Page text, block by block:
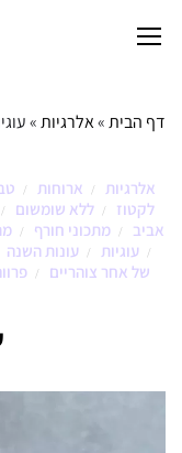
דף הבית»אלרגיות»
אלרגיות / ארוחות /
לקטוז
/ ללא שומשום /
אביב
/ מתכוני חורף /
/ עוגיות / עונות השנה
של אחר צוהריים
/